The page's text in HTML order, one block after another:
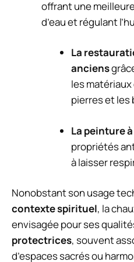
offrant une
d’eau et régulant
La
anciens
les matériaux
pierres et les
La peinture
propriétés
à laisser
Nonobstant son usage
contexte spirituel, la
envisagée pour ses
protectrices, souvent
d’espaces sacrés ou